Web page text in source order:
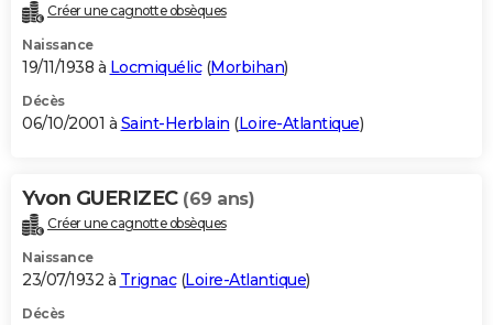
Créer une cagnotte obsèques
Naissance
19/11/1938 à Locmiquélic(Morbihan)
Décès
06/10/2001 à Saint-Herblain (Loire-Atlantique)
Yvon GUERIZEC (69 ans)
Créer une cagnotte obsèques
Naissance
23/07/1932 à Trignac(Loire-Atlantique)
Décès